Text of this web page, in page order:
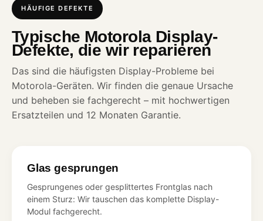
HÄUFIGE DEFEKTE
Typische Motorola Display-
Defekte, die wir reparieren
Das sind die häufigsten Display-Probleme bei
Motorola-Geräten. Wir finden die genaue Ursache
und beheben sie fachgerecht – mit hochwertigen
Ersatzteilen und 12 Monaten Garantie.
Glas gesprungen
Gesprungenes oder gesplittertes Frontglas nach
einem Sturz: Wir tauschen das komplette Display-
Modul fachgerecht.